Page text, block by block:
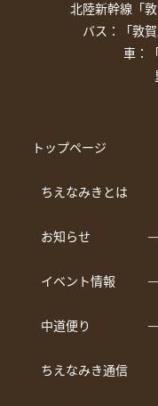
北陸新幹線「
バス：「敦
車：
トップページ
ちえなみきとは
お知らせ ―
イベント情報 ―
中道便り ―
ちえなみき通信